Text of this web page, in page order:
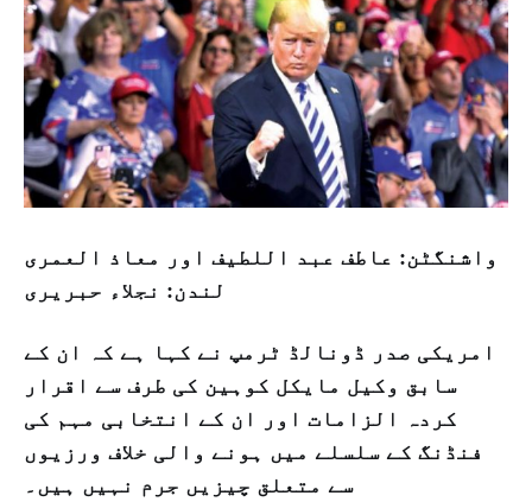
واشنگٹن: عاطف عبد اللطیف اور معاذ العمری
لندن: نجلاء حبریری
امریکی صدر ڈونالڈ ٹرمپ نے کہا ہے کہ ان کے
سابق وکیل مایکل کوہین کی طرف سے اقرار
کردہ الزامات اور ان کے انتخابی مہم کی
فنڈنگ کے سلسلے میں ہونے والی خلاف ورزیوں
سے متعلق چیزیں جرم نہیں ہیں۔